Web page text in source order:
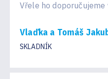
Vřele ho doporučujeme
Vlaďka a Tomáš
SKLADNÍK